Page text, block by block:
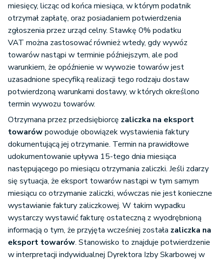
miesięcy, licząc od końca miesiąca, w którym podatnik
otrzymał zapłatę, oraz posiadaniem potwierdzenia
zgłoszenia przez urząd celny. Stawkę 0% podatku
VAT można zastosować również wtedy, gdy wywóz
towarów nastąpi w terminie późniejszym, ale pod
warunkiem, że opóźnienie w wywozie towarów jest
uzasadnione specyfiką realizacji tego rodzaju dostaw
potwierdzoną warunkami dostawy, w których określono
termin wywozu towarów.
Otrzymana przez przedsiębiorcę zaliczka na eksport
towarówpowoduje obowiązek wystawienia faktury
dokumentującą jej otrzymanie. Termin na prawidłowe
udokumentowanie upływa 15-tego dnia miesiąca
następującego po miesiącu otrzymania zaliczki. Jeśli zdarzy
się sytuacja, że eksport towarów nastąpi w tym samym
miesiącu co otrzymanie zaliczki, wówczas nie jest konieczne
wystawianie faktury zaliczkowej. W takim wypadku
wystarczy wystawić fakturę ostateczną z wyodrębnioną
informacją o tym, że przyjęta wcześniej została zaliczka na
eksport towarów. Stanowisko to znajduje potwierdzenie
w interpretacji indywidualnej Dyrektora Izby Skarbowej w